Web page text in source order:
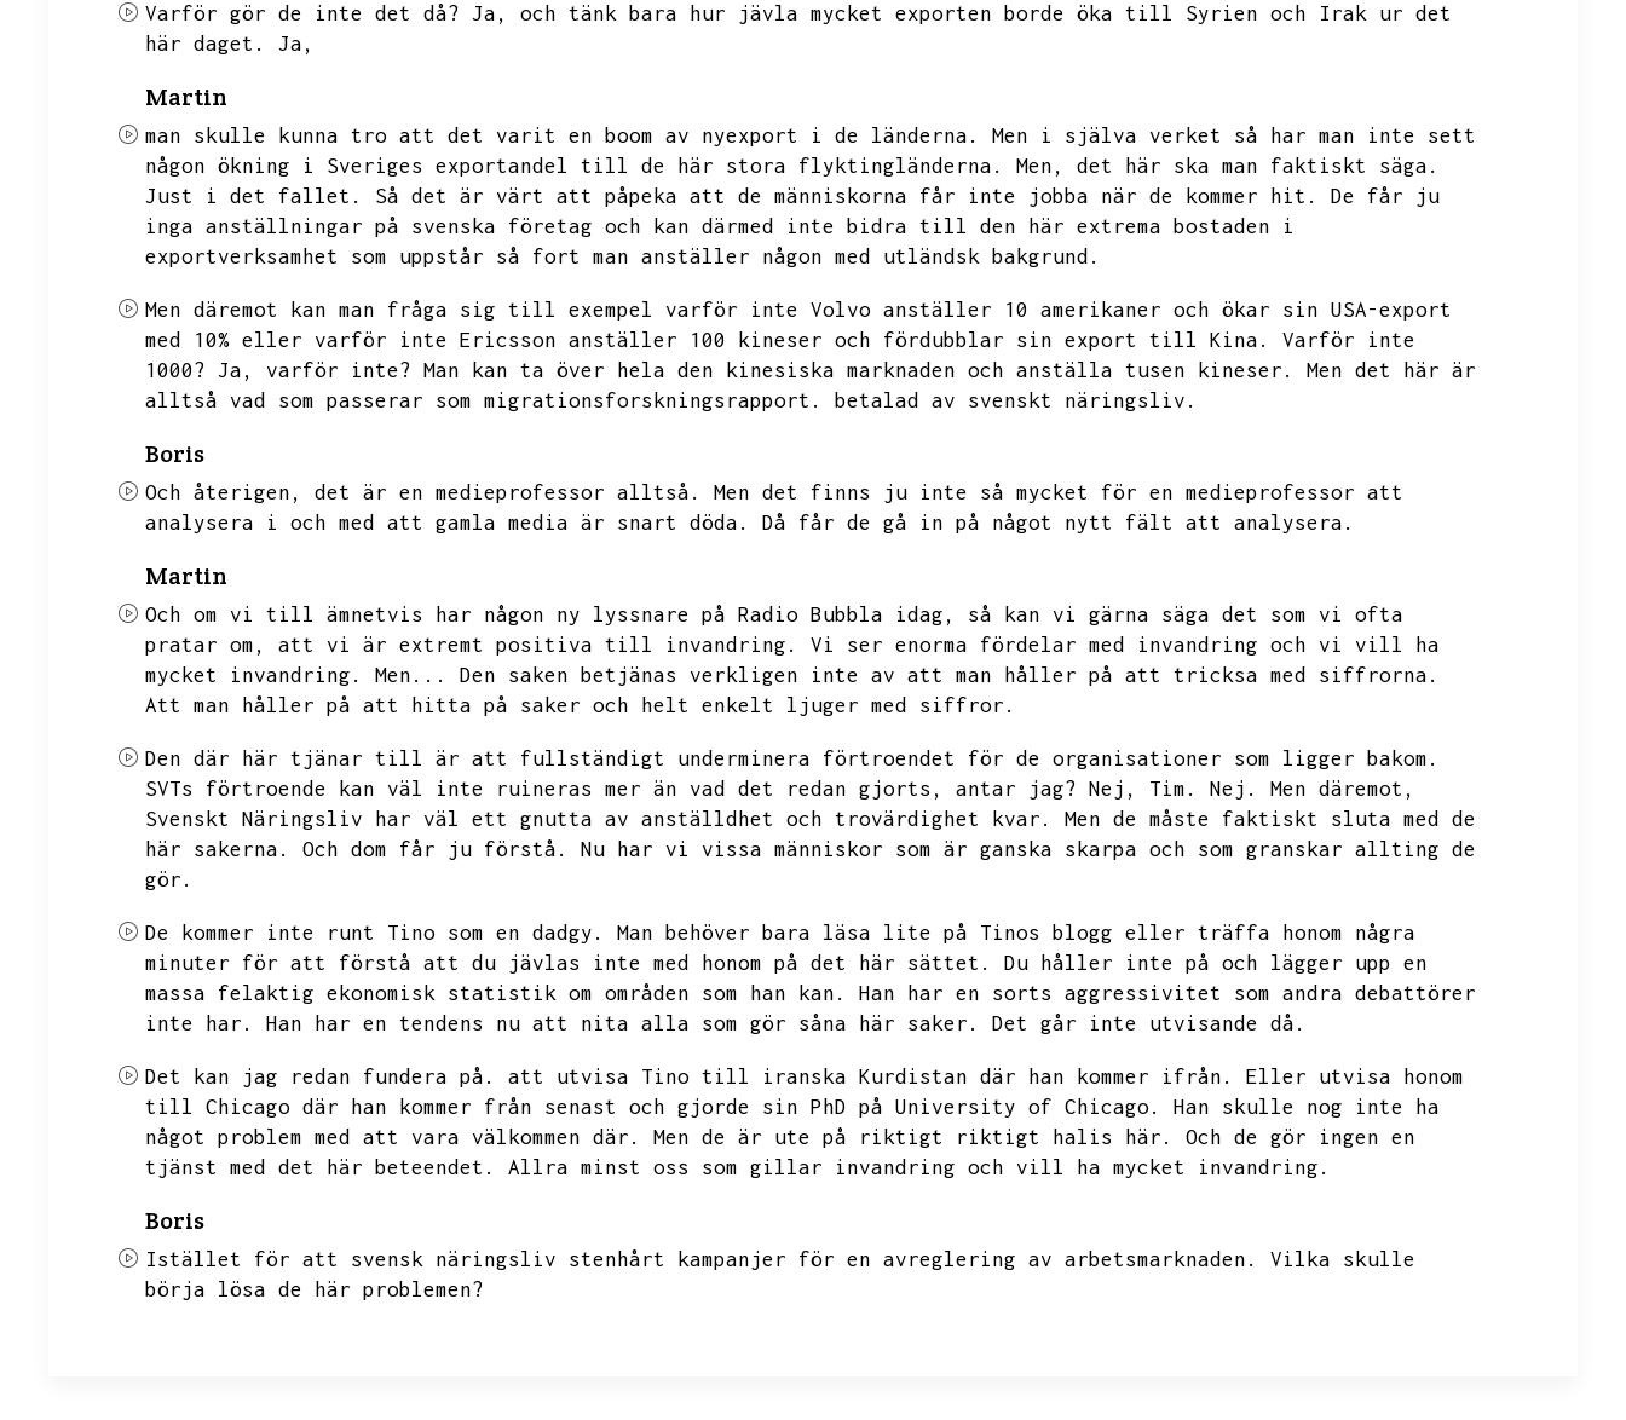
Varför gör de inte det då? Ja,
och tänk bara hur jävla mycket exporten borde öka till Syrien och Irak ur det
här daget.
Ja,
Martin
man skulle kunna tro att det varit en boom av nyexport i de länderna.
Men i själva verket så har man inte sett
någon ökning i Sveriges exportandel till de här stora flyktingländerna.
Men,
det här ska man faktiskt säga.
Just i det fallet.
Så det är värt att påpeka att de människorna får inte jobba när de kommer hit.
De får ju
inga anställningar på svenska företag och kan därmed inte bidra till den här extrema bostaden i
exportverksamhet som uppstår så fort man anställer någon med utländsk bakgrund.
Men däremot kan man fråga sig till exempel varför inte Volvo anställer 10 amerikaner och ökar sin USA-export
med 10% eller varför inte Ericsson anställer 100 kineser och fördubblar sin export till Kina.
Varför inte
1000? Ja, varför inte? Man kan ta över hela den kinesiska marknaden och anställa tusen kineser.
Men det här är
alltså vad som passerar som migrationsforskningsrapport.
betalad av svenskt näringsliv.
Boris
Och återigen, det är en medieprofessor alltså.
Men det finns ju inte så mycket för en medieprofessor att
analysera i och med att gamla media är snart döda.
Då får de gå in på något nytt fält att analysera.
Martin
Och om vi till ämnetvis har någon ny lyssnare på Radio Bubbla idag,
så kan vi gärna säga det som vi ofta
pratar om,
att vi är extremt positiva till invandring.
Vi ser enorma fördelar med invandring och vi vill ha
mycket invandring.
Men...
Den saken betjänas verkligen inte av att man håller på att tricksa med siffrorna.
Att man håller på att hitta på saker och helt enkelt ljuger med siffror.
Den där här tjänar till är att fullständigt underminera förtroendet för de organisationer som ligger bakom.
SVTs förtroende kan väl inte ruineras mer än vad det redan gjorts,
antar jag? Nej, Tim. Nej.
Men däremot,
Svenskt Näringsliv har väl ett gnutta av anställdhet och trovärdighet kvar.
Men de måste faktiskt sluta med de
här sakerna.
Och dom får ju förstå.
Nu har vi vissa människor som är ganska skarpa och som granskar allting de
gör.
De kommer inte runt Tino som en dadgy.
Man behöver bara läsa lite på Tinos blogg eller träffa honom några
minuter för att förstå att du jävlas inte med honom på det här sättet.
Du håller inte på och lägger upp en
massa felaktig ekonomisk statistik om områden som han kan.
Han har en sorts aggressivitet som andra debattörer
inte har.
Han har en tendens nu att nita alla som gör såna här saker. Det går inte utvisande då.
Det kan jag redan fundera på. att utvisa Tino till iranska Kurdistan där han kommer ifrån.
Eller utvisa honom
till Chicago där han kommer från senast och gjorde sin PhD på University of Chicago.
Han skulle nog inte ha
något problem med att vara välkommen där.
Men de är ute på riktigt riktigt halis här.
Och de gör ingen en
tjänst med det här beteendet.
Allra minst oss som gillar invandring och vill ha mycket invandring.
Boris
Istället för att svensk näringsliv stenhårt kampanjer för en avreglering av arbetsmarknaden.
Vilka skulle
börja lösa de här problemen?